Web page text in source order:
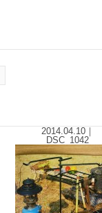
2014.04.10｜
DSC_1042